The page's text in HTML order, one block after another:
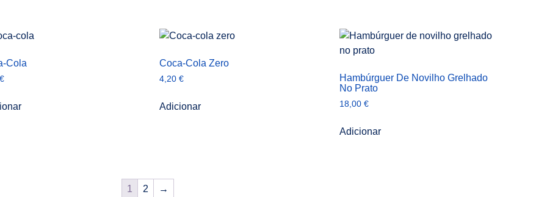
Cola
€
Coca-Cola Zero
4,20€
Adicionar
Hambúrguer De Novilho Grelhado
No Prato
18,00€
Adicionar
1 2 →